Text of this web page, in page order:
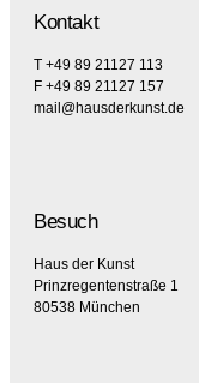
Kontakt
T +49 89 21127 113
F +49 89 21127 157
mail@hausderkunst.de
Besuch
Haus der Kunst
Prinzregentenstraße 1
80538 München